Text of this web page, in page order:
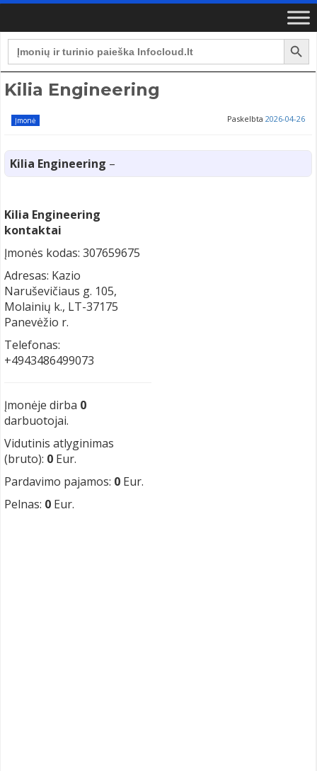
Search
for:
Search Button
Kilia Engineering
Įmonė Paskelbta 2026-04-26
Kilia Engineering –
Kilia Engineering
kontaktai
Įmonės kodas: 307659675
Adresas: Kazio
Naruševičiaus g. 105,
Molainių k., LT-37175
Panevėžio r.
Telefonas:
+4943486499073
Įmonėje dirba 0
darbuotojai.
Vidutinis atlyginimas
(bruto): 0 Eur.
Pardavimo pajamos: 0 Eur.
Pelnas: 0 Eur.